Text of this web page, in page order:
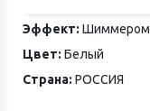
Эффект: Шиммером
Цвет: Белый
Страна: РОССИЯ